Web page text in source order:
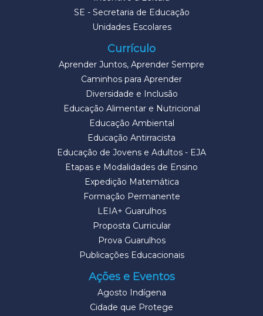
SE - Secretaria de Educação
Unidades Escolares
Currículo
Aprender Juntos, Aprender Sempre
Caminhos para Aprender
Diversidade e Inclusão
Educação Alimentar e Nutricional
Educação Ambiental
Educação Antirracista
Educação de Jovens e Adultos - EJA
Etapas e Modalidades de Ensino
Expedição Matemática
Formação Permanente
LEIA+ Guarulhos
Proposta Curricular
Prova Guarulhos
Publicações Educacionais
Ações e Eventos
Agosto Indígena
Cidade que Protege